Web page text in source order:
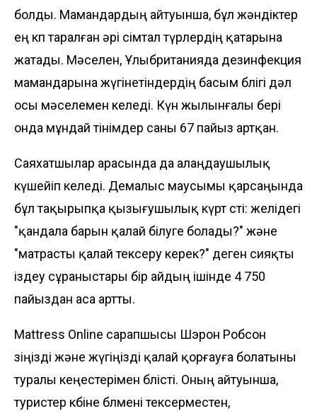
болды. Мамандардың айтуынша, бұл жәндіктер
ең көп таралған әрі өсімтал түрлердің қатарына
жатады. Мәселен, Ұлыбританияда дезинфекция
мамандарына жүгінетіндердің басым бөлігі дәл
осы мәселемен келеді. Күн жылынғалы бері
онда мұндай өтінімдер саны 67 пайыз артқан.
Саяхатшылар арасында да алаңдаушылық
күшейіп келеді. Демалыс маусымы қарсаңында
бұл тақырыпқа қызығушылық күрт өсті: желідегі
"қандала барын қалай білуге болады?" және
"матрасты қалай тексеру керек?" деген сияқты
іздеу сұраныстары бір айдың ішінде 4 750
пайыздан аса артты.
Mattress Online сарапшысы Шэрон Робсон
өзіңізді және жүгіңізді қалай қорғауға болатыны
туралы кеңестерімен бөлісті. Оның айтуынша,
туристер көбіне бөлмені тексерместен,